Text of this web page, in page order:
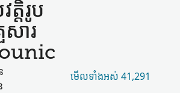
តិរូប​
សារ​
មើល​ទាំងអស់ 41,291